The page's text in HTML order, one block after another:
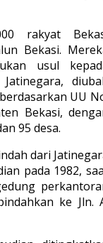
rakyat
Bekasi.
usul
UU
Bekasi,
95 desa.
dari
pada 1982,
ke Jln.